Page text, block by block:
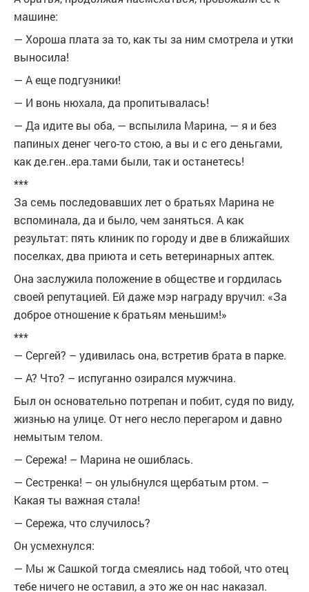
машине:
— Хороша плата за то, как ты за ним смотрела и утки
выносила!
— А еще подгузники!
— И вонь нюхала, да пропитывалась!
— Да идите вы оба, — вспылила Марина, — я и без
папиных денег чего-то стою, а вы и с его деньгами,
как де.ген..ера.тами были, так и останетесь!
***
За семь последовавших лет о братьях Марина не
вспоминала, да и было, чем заняться. А как
результат: пять клиник по городу и две в ближайших
поселках, два приюта и сеть ветеринарных аптек.
Она заслужила положение в обществе и гордилась
своей репутацией. Ей даже мэр награду вручил: «За
доброе отношение к братьям меньшим!»
***
— Сергей? – удивилась она, встретив брата в парке.
— А? Что? – испуганно озирался мужчина.
Был он основательно потрепан и побит, судя по виду,
жизнью на улице. От него несло перегаром и давно
немытым телом.
— Сережа! – Марина не ошиблась.
— Сестренка! – он улыбнулся щербатым ртом. –
Какая ты важная стала!
— Сережа, что случилось?
Он усмехнулся:
— Мы ж Сашкой тогда смеялись над тобой, что отец
тебе ничего не оставил, а это же он нас наказал.